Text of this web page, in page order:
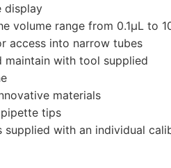
display
volume range from 0.1μL to
access into narrow tubes
maintain with tool supplied
materials
pipette tips
supplied with an individual